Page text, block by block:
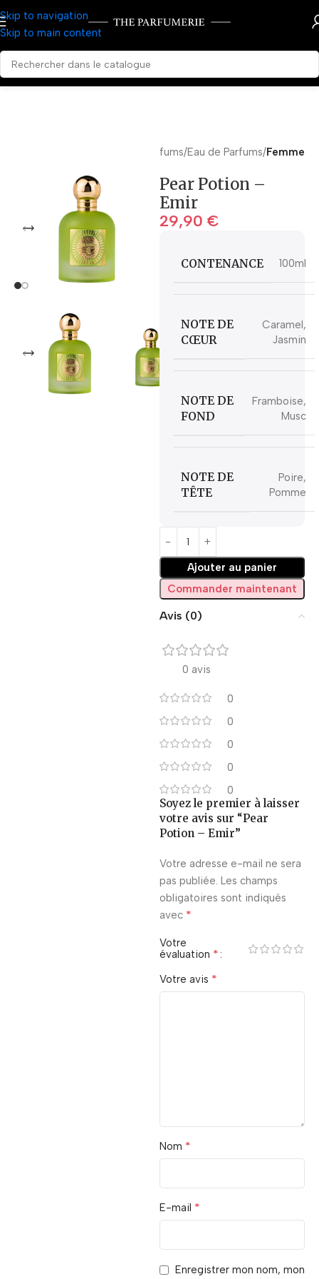
Skip to navigation
Skip to main content
Parfums Eau de Parfums Femme
Pear Potion –
Emir
29,90 €
CONTENANCE 100ml
NOTE DE
CŒUR
Caramel,
Jasmin
NOTE DE
FOND
Framboise,
Musc
NOTE DE
TÊTE
Poire,
Pomme
Ajouter au panier
Commander maintenant
Avis (0)
0 avis
0
0
0
0
0
Soyez le premier à laisser
votre avis sur “Pear
Potion – Emir”
Votre adresse e-mail ne sera
pas publiée. Les champs
obligatoires sont indiqués
avec *
Votre
évaluation *
Votre avis *
Nom *
E-mail *
Enregistrer mon nom, mon